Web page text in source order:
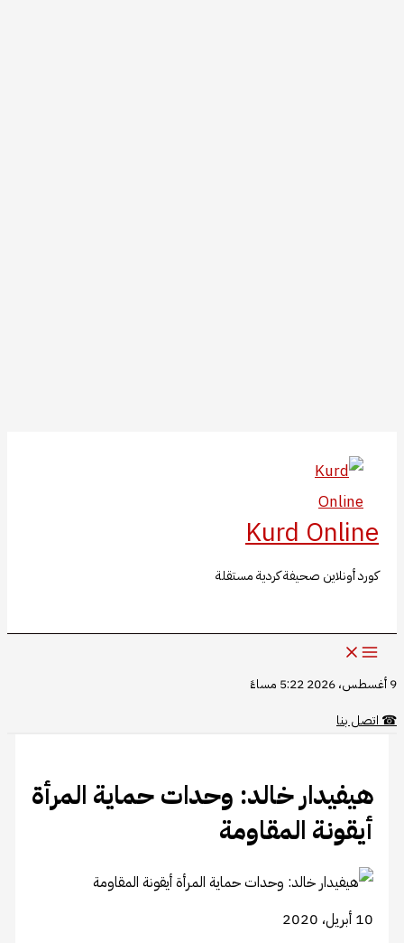
المحتوى
Kurd Online
كورد أونلاين صحيفة كردية مستقلة
9 أغسطس، 2026 5:22 مساءً
☎اتصل بنا
هيفيدار خالد: وحدات حماية المرأة
أيقونة المقاومة
10 أبريل، 2020